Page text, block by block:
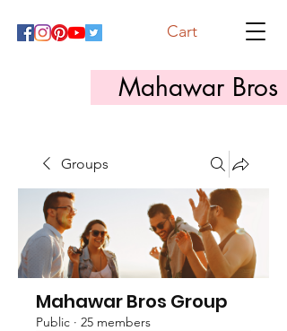
Mahawar Bros
Cart
Groups
Mahawar Bros Group
Public · 25 members